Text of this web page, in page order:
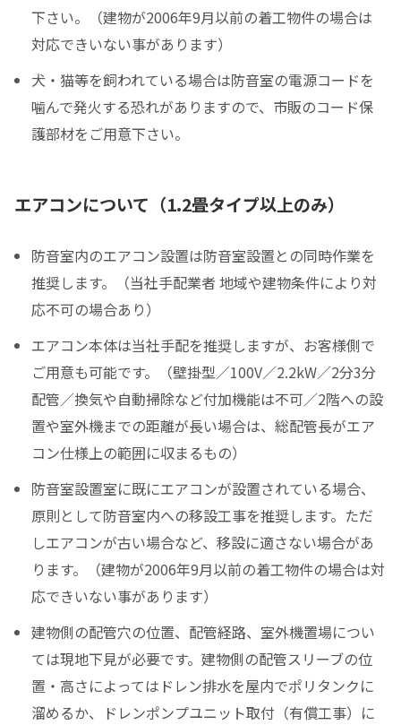
下さい。（建物が2006年9月以前の着工物件の場合は
対応できいない事があります）
犬・猫等を飼われている場合は防音室の電源コードを
噛んで発火する恐れがありますので、市販のコード保
護部材をご用意下さい。
エアコンについて（1.2畳タイプ以上のみ）
防音室内のエアコン設置は防音室設置との同時作業を
推奨します。（当社手配業者 地域や建物条件により対
応不可の場合あり）
エアコン本体は当社手配を推奨しますが、お客様側で
ご用意も可能です。（壁掛型／100V／2.2kW／2分3分
配管／換気や自動掃除など付加機能は不可／2階への設
置や室外機までの距離が長い場合は、総配管長がエア
コン仕様上の範囲に収まるもの）
防音室設置室に既にエアコンが設置されている場合、
原則として防音室内への移設工事を推奨します。ただ
しエアコンが古い場合など、移設に適さない場合があ
ります。（建物が2006年9月以前の着工物件の場合は対
応できいない事があります）
建物側の配管穴の位置、配管経路、室外機置場につい
ては現地下見が必要です。建物側の配管スリーブの位
置・高さによってはドレン排水を屋内でポリタンクに
溜めるか、ドレンポンプユニット取付（有償工事）に